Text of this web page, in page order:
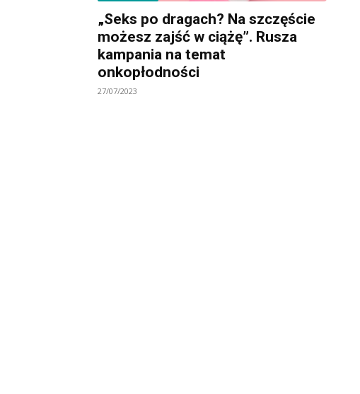
„Seks po dragach? Na szczęście
możesz zajść w ciążę”. Rusza
kampania na temat
onkopłodności
27/07/2023